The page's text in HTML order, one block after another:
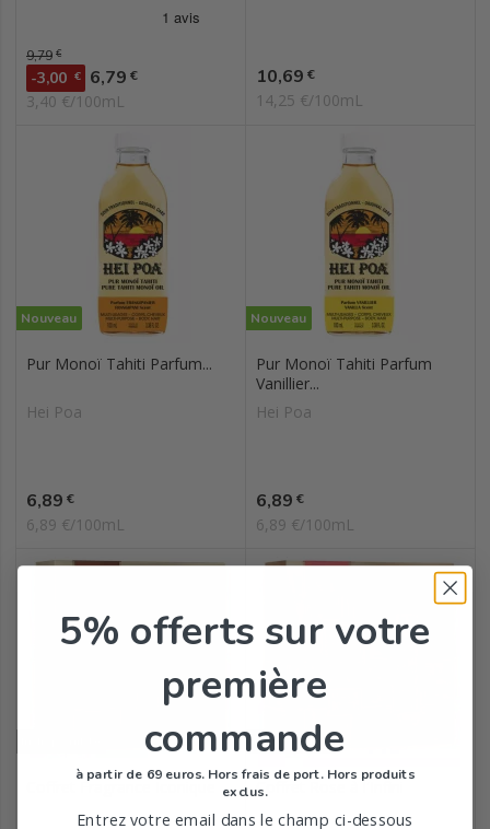
Prix de base
9,79 €
-3,00 € Prix
6,79 €
3,40 €/100mL
Prix
10,69 €
14,25 €/100mL
Nouveau
Pur Monoï Tahiti Parfum...
Hei Poa
Prix
6,89 €
6,89 €/100mL
Nouveau
Pur Monoï Tahiti Parfum
Vanillier...
Hei Poa
Prix
6,89 €
6,89 €/100mL
Coffret Fragrance Iconique
Indisponible
Coffret Rose à l'Infini
5% offerts sur votre
première
commande
à partir de 69 euros. Hors frais de port. Hors produits
exclus.
Entrez votre email dans le champ ci-dessous